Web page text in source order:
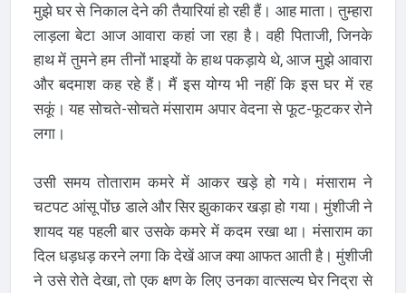
मुझे घर से निकाल देने की तैयारियां हो रही हैं। आह माता। तुम्हारा
लाड़ला बेटा आज आवारा कहां जा रहा है। वही पिताजी, जिनके
हाथ में तुमने हम तीनों भाइयों के हाथ पकड़ाये थे, आज मुझे आवारा
और बदमाश कह रहे हैं। मैं इस योग्य भी नहीं कि इस घर में रह
सकूं। यह सोचते-सोचते मंसाराम अपार वेदना से फूट-फूटकर रोने
लगा।
उसी समय तोताराम कमरे में आकर खड़े हो गये। मंसाराम ने
चटपट आंसू पोंछ डाले और सिर झुकाकर खड़ा हो गया। मुंशीजी ने
शायद यह पहली बार उसके कमरे में कदम रखा था। मंसाराम का
दिल धड़धड़ करने लगा कि देखें आज क्या आफत आती है। मुंशीजी
ने उसे रोते देखा, तो एक क्षण के लिए उनका वात्सल्य घेर निद्रा से